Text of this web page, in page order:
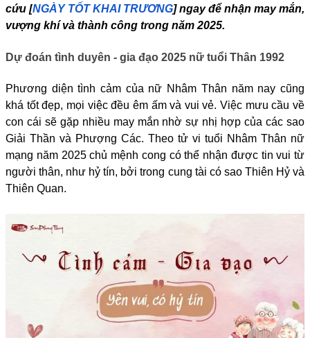
cứu [NGÀY TỐT KHAI TRƯƠNG] ngay để nhận may mắn,
vượng khí và thành công trong năm 2025.
Dự đoán tình duyên - gia đạo 2025 nữ tuổi Thân 1992
Phương diện tình cảm của nữ Nhâm Thân năm nay cũng
khá tốt đẹp, mọi việc đều êm ấm và vui vẻ. Việc mưu cầu về
con cái sẽ gặp nhiều may mắn nhờ sự nhị hợp của các sao
Giải Thần và Phượng Các. Theo tử vi tuổi Nhâm Thân nữ
mạng năm 2025 chủ mệnh cong có thể nhận được tin vui từ
người thân, như hỷ tín, bởi trong cung tài có sao Thiên Hỷ và
Thiên Quan.